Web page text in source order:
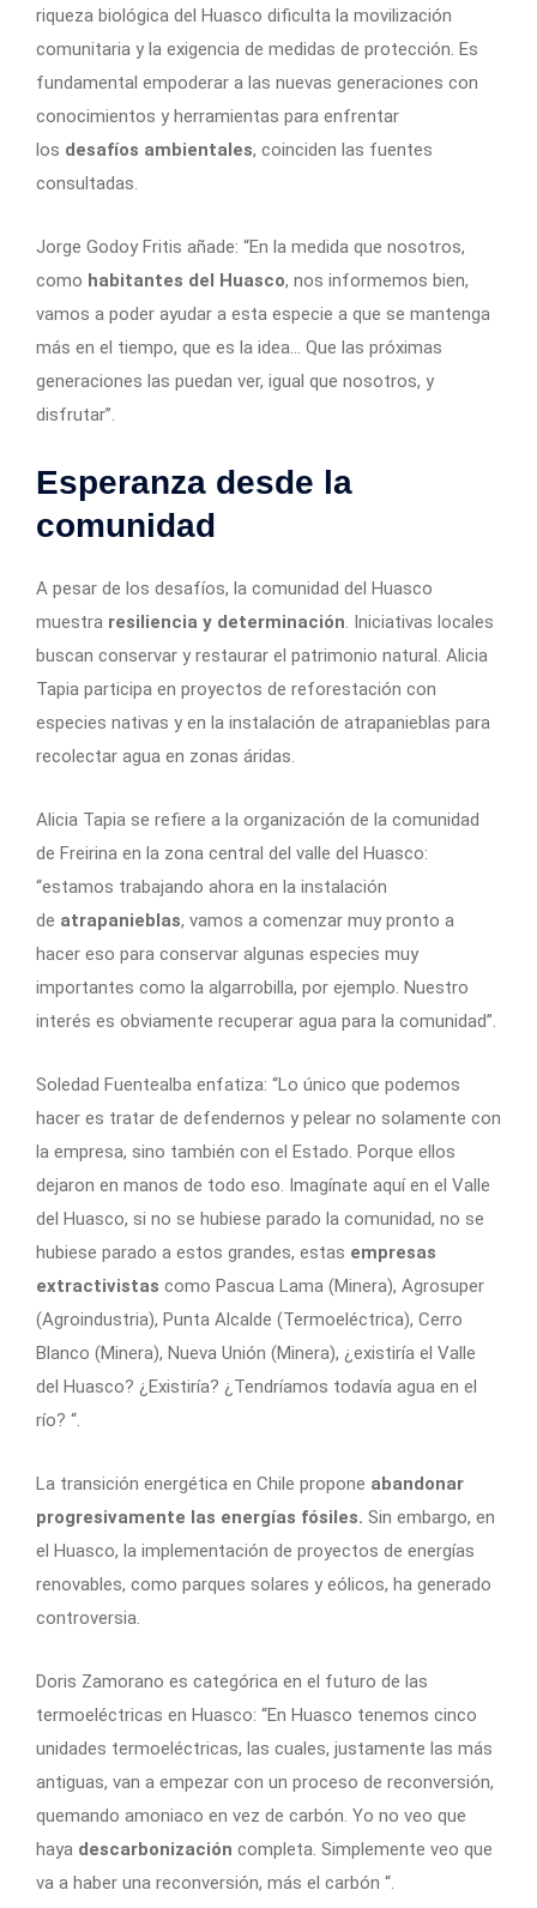
riqueza biológica del Huasco dificulta la movilización
comunitaria y la exigencia de medidas de protección. Es
fundamental empoderar a las nuevas generaciones con
conocimientos y herramientas para enfrentar
los desafíos ambientales, coinciden las fuentes
consultadas.
Jorge Godoy Fritis añade: “En la medida que nosotros,
como habitantes del Huasco, nos informemos bien,
vamos a poder ayudar a esta especie a que se mantenga
más en el tiempo, que es la idea… Que las próximas
generaciones las puedan ver, igual que nosotros, y
disfrutar”.
Esperanza desde la
comunidad
A pesar de los desafíos, la comunidad del Huasco
muestra resiliencia y determinación. Iniciativas locales
buscan conservar y restaurar el patrimonio natural. Alicia
Tapia participa en proyectos de reforestación con
especies nativas y en la instalación de atrapanieblas para
recolectar agua en zonas áridas.
Alicia Tapia se refiere a la organización de la comunidad
de Freirina en la zona central del valle del Huasco:
“estamos trabajando ahora en la instalación
de atrapanieblas, vamos a comenzar muy pronto a
hacer eso para conservar algunas especies muy
importantes como la algarrobilla, por ejemplo. Nuestro
interés es obviamente recuperar agua para la comunidad”.
Soledad Fuentealba enfatiza: “Lo único que podemos
hacer es tratar de defendernos y pelear no solamente con
la empresa, sino también con el Estado. Porque ellos
dejaron en manos de todo eso. Imagínate aquí en el Valle
del Huasco, si no se hubiese parado la comunidad, no se
hubiese parado a estos grandes, estas empresas
extractivistas como Pascua Lama (Minera), Agrosuper
(Agroindustria), Punta Alcalde (Termoeléctrica), Cerro
Blanco (Minera), Nueva Unión (Minera), ¿existiría el Valle
del Huasco? ¿Existiría? ¿Tendríamos todavía agua en el
río? “.
La transición energética en Chile propone abandonar
progresivamente las energías fósiles. Sin embargo, en
el Huasco, la implementación de proyectos de energías
renovables, como parques solares y eólicos, ha generado
controversia.
Doris Zamorano es categórica en el futuro de las
termoeléctricas en Huasco: “En Huasco tenemos cinco
unidades termoeléctricas, las cuales, justamente las más
antiguas, van a empezar con un proceso de reconversión,
quemando amoniaco en vez de carbón. Yo no veo que
haya descarbonización completa. Simplemente veo que
va a haber una reconversión, más el carbón “.